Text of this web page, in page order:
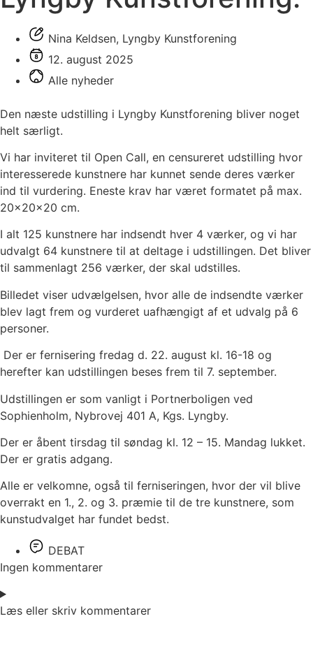
Nina Keldsen, Lyngby Kunstforening
12. august 2025
Alle nyheder
Den næste udstilling i Lyngby Kunstforening bliver noget
helt særligt.
Vi har inviteret til Open Call, en censureret udstilling hvor
interesserede kunstnere har kunnet sende deres værker
ind til vurdering. Eneste krav har været formatet på max.
20x20x20 cm.
I alt 125 kunstnere har indsendt hver 4 værker, og vi har
udvalgt 64 kunstnere til at deltage i udstillingen. Det bliver
til sammenlagt 256 værker, der skal udstilles.
Billedet viser udvælgelsen, hvor alle de indsendte værker
blev lagt frem og vurderet uafhængigt af et udvalg på 6
personer.
Der er fernisering fredag d. 22. august kl. 16-18 og
herefter kan udstillingen beses frem til 7. september.
Udstillingen er som vanligt i Portnerboligen ved
Sophienholm, Nybrovej 401 A, Kgs. Lyngby.
Der er åbent tirsdag til søndag kl. 12 – 15. Mandag lukket.
Der er gratis adgang.
Alle er velkomne, også til ferniseringen, hvor der vil blive
overrakt en 1., 2. og 3. præmie til de tre kunstnere, som
kunstudvalget har fundet bedst.
DEBAT
Ingen kommentarer
Læs eller skriv kommentarer